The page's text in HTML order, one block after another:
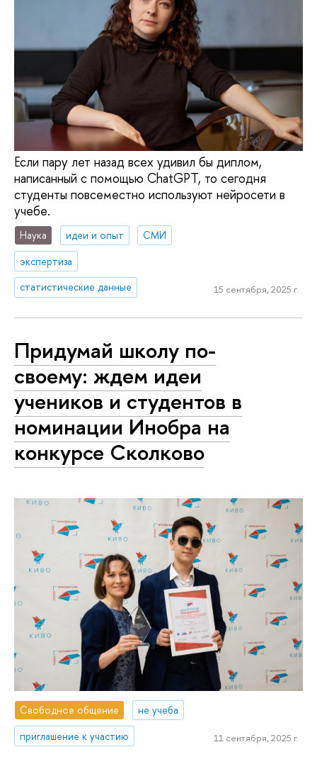
Если пару лет назад всех удивил бы диплом,
написанный с помощью ChatGPT, то сегодня
студенты повсеместно используют нейросети в
учебе.
Наука идеи и опыт
СМИ
экспертиза
статистические данные
15 сентября, 2025 г.
Придумай школу по-
своему: ждем идеи
учеников и студентов в
номинации Инобра на
конкурсе Сколково
Свободное общение
не учеба
приглашение к участию
11 сентября, 2025 г.